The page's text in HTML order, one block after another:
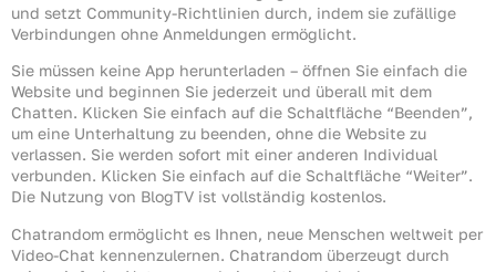
und setzt Community-Richtlinien durch, indem sie zufällige
Verbindungen ohne Anmeldungen ermöglicht.
Sie müssen keine App herunterladen – öffnen Sie einfach die
Website und beginnen Sie jederzeit und überall mit dem
Chatten. Klicken Sie einfach auf die Schaltfläche “Beenden”,
um eine Unterhaltung zu beenden, ohne die Website zu
verlassen. Sie werden sofort mit einer anderen Individual
verbunden. Klicken Sie einfach auf die Schaltfläche “Weiter”.
Die Nutzung von BlogTV ist vollständig kostenlos.
Chatrandom ermöglicht es Ihnen, neue Menschen weltweit per
Video-Chat kennenzulernen. Chatrandom überzeugt durch